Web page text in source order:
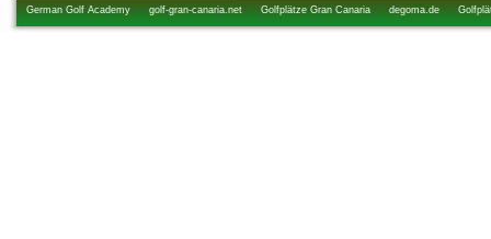
German Golf Academy golf-gran-canaria.net Golfplätze Gran Canaria degoma.de
startzeiten.de golfkurs-urlaub.de